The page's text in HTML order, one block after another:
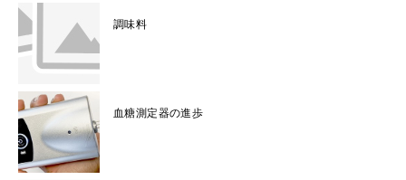
調味料
血糖測定器の進歩